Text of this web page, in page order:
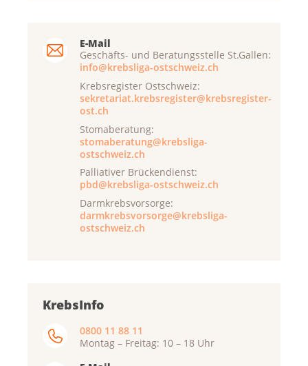
E-Mail
Geschäfts- und Beratungsstelle St.Gallen:
info@krebsliga-ostschweiz.ch
Krebsregister Ostschweiz:
sekretariat.krebsregister@krebsregister-
ost.ch
Stomaberatung:
stomaberatung@krebsliga-
ostschweiz.ch
Palliativer Brückendienst:
pbd@krebsliga-ostschweiz.ch
Darmkrebsvorsorge:
darmkrebsvorsorge@krebsliga-
ostschweiz.ch
KrebsInfo
0800 11 88 11
Montag – Freitag: 10 – 18 Uhr